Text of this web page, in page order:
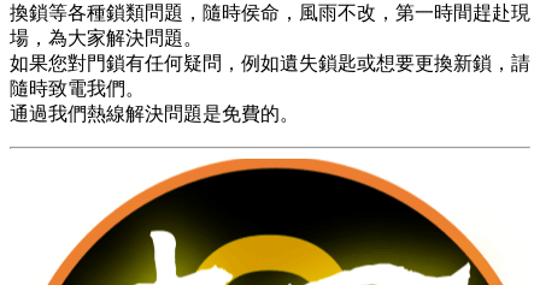
換鎖等各種鎖類問題，隨時侯命，風雨不改，第一時間趕赴現
場，為大家解決問題。
如果您對門鎖有任何疑問，例如遺失鎖匙或想要更換新鎖，請
隨時致電我們。
通過我們熱線解決問題是免費的。